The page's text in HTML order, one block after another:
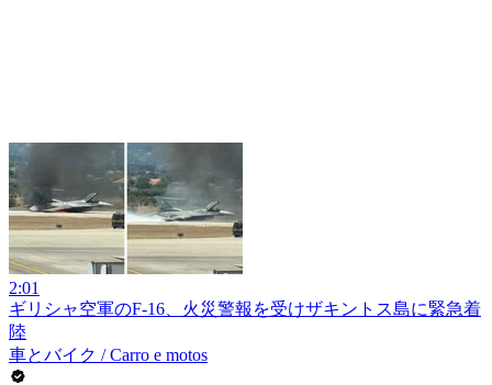
2:01
ギリシャ空軍のF-16、火災警報を受けザキントス島に緊急着
陸
車とバイク / Carro e motos